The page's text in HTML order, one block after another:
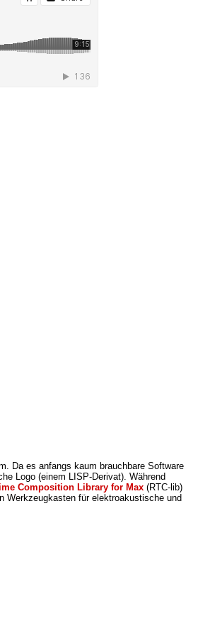
Da es anfangs kaum brauchbare Software
Logo (einem LISP-Derivat). Während
Composition Library for Max (RTC-lib)
Werkzeugkasten für elektroakustische und